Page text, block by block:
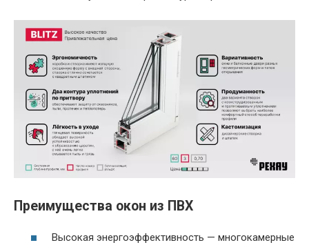
Преимущества окон из ПВХ
Высокая энергоэффективность — многокамерные